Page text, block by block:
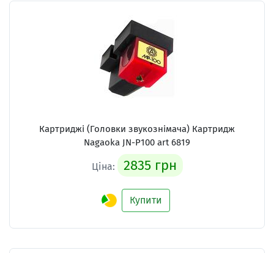
Картриджі (Головки звукознімача) Картридж
Nagaoka JN-P100 art 6819
Ціна: 2835 грн
Купити